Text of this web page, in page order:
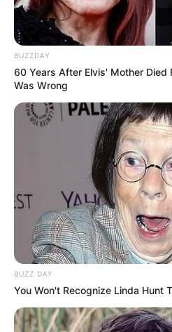
(foto: instagram/
8. Ia beberapa kali
bersama istri kakaknya
miliknya
BUZZDAY
60 Years After Elvis' Mother Died
Was Wrong
BUZZ DAY
You Won't Recognize Linda Hunt